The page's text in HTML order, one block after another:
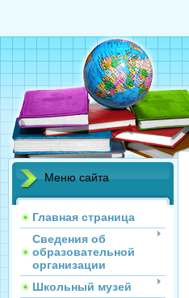
Меню сайта
Главная страница
Сведения об
образовательной
организации
Школьный музей